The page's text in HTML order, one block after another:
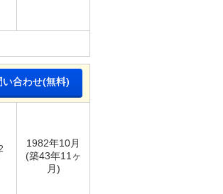
い合わせ(無料)
1982年10月
(築43年11ヶ
月)